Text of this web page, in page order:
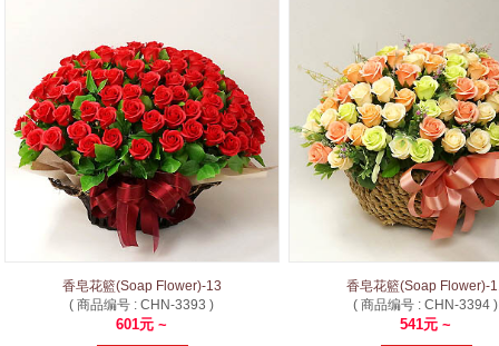
香皂花籃(Soap Flower)-13
( 商品编号 : CHN-3393 )
601元 ~
香皂花籃(Soap Flower)-
( 商品编号 : CHN-3394 )
541元 ~